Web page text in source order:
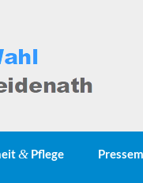
& Pflege